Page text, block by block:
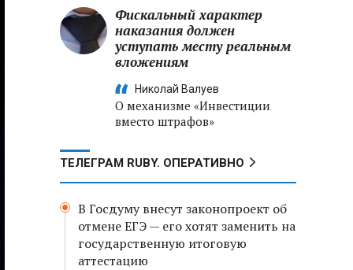
Фискальный характер
наказания должен
уступать месту реальным
вложениям
Николай Валуев
О механизме «Инвестиции
вместо штрафов»
ТЕЛЕГРАМ RUBY. ОПЕРАТИВНО
В Госдуму внесут законопроект об
отмене ЕГЭ — его хотят заменить на
государственную итоговую
аттестацию